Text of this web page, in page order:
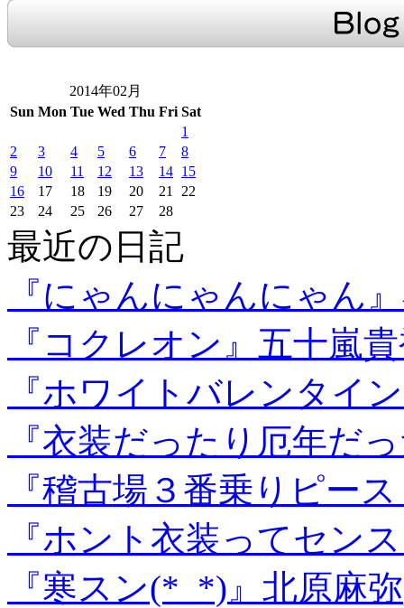
2014年02月
Sun Mon Tue Wed Thu Fri Sat
1
2
3 4 5 6 7
8
9
10 11 12 13 14 15
16
17 18 19 20 21
22
23
24 25 26 27 28
最近の日記
『にゃんにゃんにゃん
『コクレオン』五十嵐
『ホワイトバレンタイ
『衣装だったり厄年だ
『稽古場３番乗りピー
『ホント衣装ってセン
『寒スン(*_*)』北原麻弥